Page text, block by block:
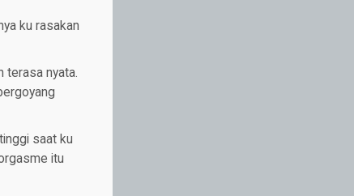
ku rasakan
terasa nyata.
saat ku
itu